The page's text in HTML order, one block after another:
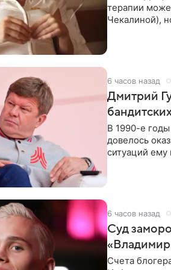
терапии
Чекалиной),
6 часов назад
Дмитрий
В 1990-е
довелось
ситуаций ему
6 часов назад
Суд
Счета